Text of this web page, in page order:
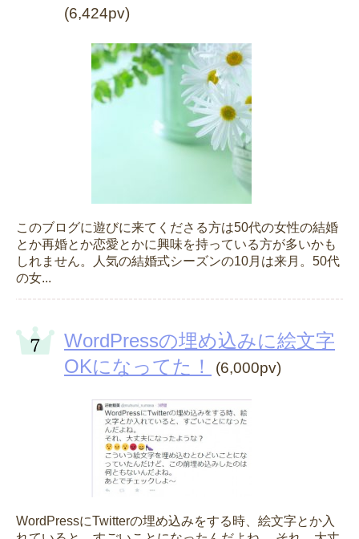
(6,424pv)
このブログに遊びに来てくださる方は50代の女性の結婚
とか再婚とか恋愛とかに興味を持っている方が多いかも
しれません。人気の結婚式シーズンの10月は来月。50代
の女...
WordPressの埋め込みに絵文字
OKになってた！
(6,000pv)
WordPressにTwitterの埋め込みをする時、絵文字とか入